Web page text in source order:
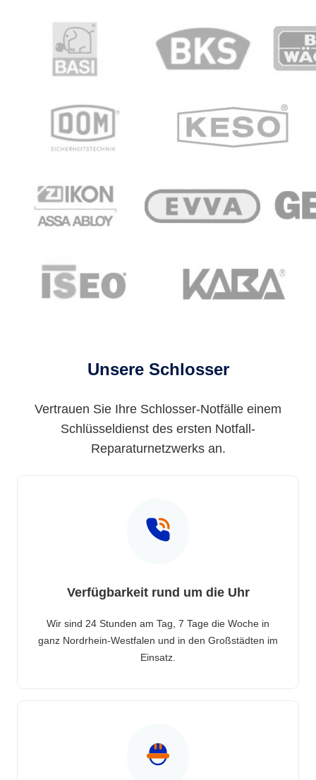
Unsere Schlosser
Vertrauen Sie Ihre Schlosser-Notfälle einem
Schlüsseldienst des ersten Notfall-
Reparaturnetzwerks an.
Verfügbarkeit rund um die Uhr
Wir sind 24 Stunden am Tag, 7 Tage die Woche in
ganz Nordrhein-Westfalen und in den Großstädten im
Einsatz.